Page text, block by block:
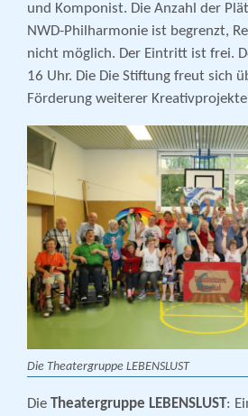
und Komponist. Die Anzahl der
NWD-Philharmonie ist begrenzt,
nicht möglich. Der Eintritt ist frei.
16 Uhr. Die Die Stiftung freut sich
Förderung weiterer
Die Theatergruppe LEBENSLUST
Die Theatergruppe LEBENSLUST: